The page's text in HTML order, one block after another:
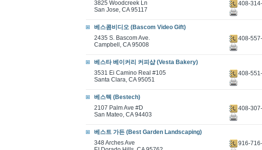
3825 Woodcreek Ln
San Jose, CA 95117
408-
베스콤비디오 (Bascom Video Gift)
2435 S. Bascom Ave.
Campbell, CA 95008
408-
베스타 베이커리 커피샵 (Vesta Bakery)
3531 Ei Camino Real #105
Santa Clara, CA 95051
408-
베스텍 (Bestech)
2107 Palm Ave #D
San Mateo, CA 94403
408-
베스트 가든 (Best Garden Landscaping)
348 Arches Ave
916-